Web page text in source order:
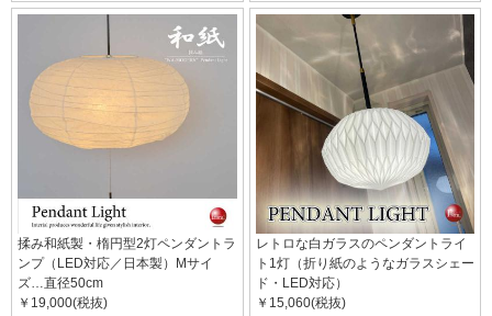
揉み和紙製・楕円型2灯ペンダントラ
ンプ（LED対応／日本製）Mサイ
ズ…直径50cm
￥19,000(税抜)
レトロな白ガラスのペンダントライ
ト1灯（折り紙のようなガラスシェー
ド・LED対応）
￥15,060(税抜)